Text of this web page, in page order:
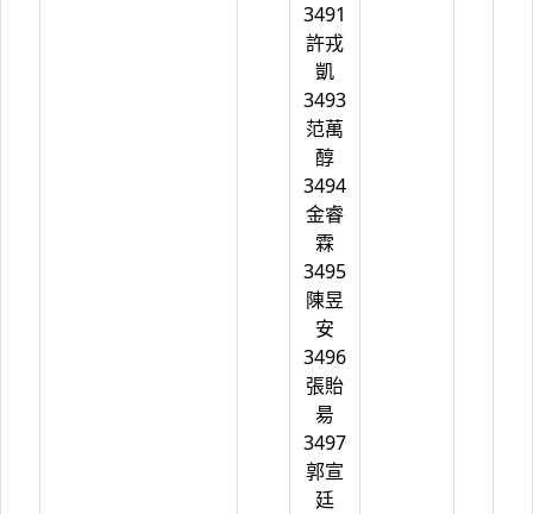
3491
許戎
凱
3493
范萬
醇
3494
金睿
霖
3495
陳昱
安
3496
張貽
昜
3497
郭宣
廷